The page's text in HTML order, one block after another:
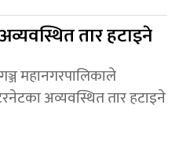
तार हटाइने
महानगरपालिकाले
अव्यवस्थित तार हटाइने